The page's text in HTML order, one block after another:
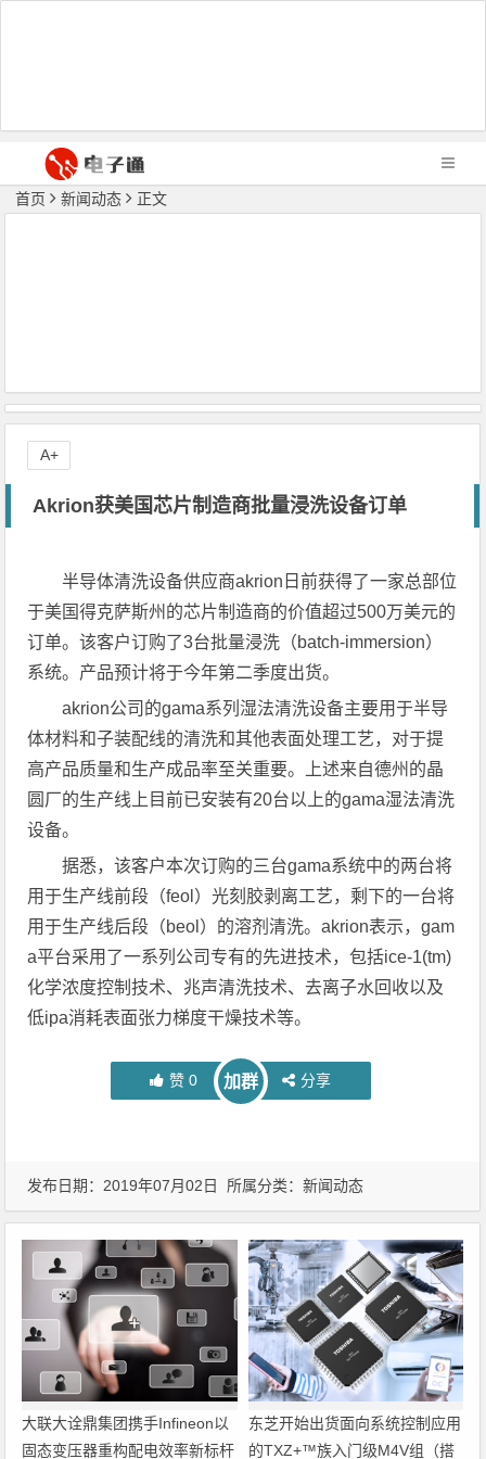
首页 新闻动态 正文
Akrion获美国芯片制造商批量浸洗设备订单
半导体清洗设备供应商akrion日前获得了一家总部位
于美国得克萨斯州的芯片制造商的价值超过500万美元的
订单。该客户订购了3台批量浸洗（batch-immersion）
系统。产品预计将于今年第二季度出货。
akrion公司的gama系列湿法清洗设备主要用于半导
体材料和子装配线的清洗和其他表面处理工艺，对于提
高产品质量和生产成品率至关重要。上述来自德州的晶
圆厂的生产线上目前已安装有20台以上的gama湿法清洗
设备。
据悉，该客户本次订购的三台gama系统中的两台将
用于生产线前段（feol）光刻胶剥离工艺，剩下的一台将
用于生产线后段（beol）的溶剂清洗。akrion表示，gam
a平台采用了一系列公司专有的先进技术，包括ice-1(tm)
化学浓度控制技术、兆声清洗技术、去离子水回收以及
低ipa消耗表面张力梯度干燥技术等。
赞 0 加群 分享
A+
发布日期：2019年07月02日 所属分类：新闻动态
大联大诠鼎集团携手Infineon以
固态变压器重构配电效率新标杆
东芝开始出货面向系统控制应用
的TXZ+™族入门级M4V组（搭